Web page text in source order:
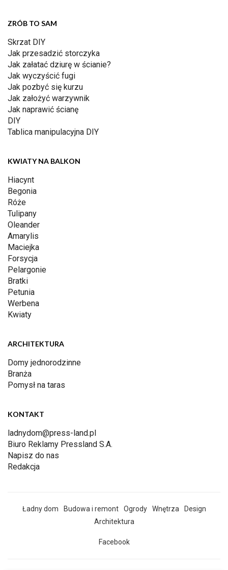
ZRÓB TO SAM
Skrzat DIY
Jak przesadzić storczyka
Jak załatać dziurę w ścianie?
Jak wyczyścić fugi
Jak pozbyć się kurzu
Jak założyć warzywnik
Jak naprawić ścianę
DIY
Tablica manipulacyjna DIY
KWIATY NA BALKON
Hiacynt
Begonia
Róże
Tulipany
Oleander
Amarylis
Maciejka
Forsycja
Pelargonie
Bratki
Petunia
Werbena
Kwiaty
ARCHITEKTURA
Domy jednorodzinne
Branża
Pomysł na taras
KONTAKT
ladnydom@press-land.pl
Biuro Reklamy Pressland S.A.
Napisz do nas
Redakcja
Ładny dom Budowa i remont Ogrody Wnętrza
Design
Architektura
Facebook